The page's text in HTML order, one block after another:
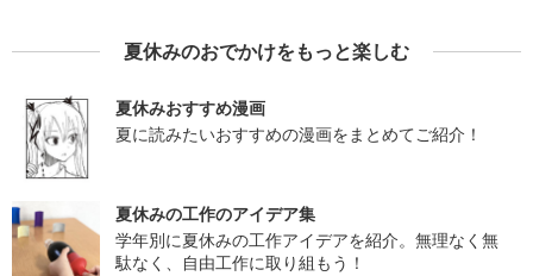
夏休みのおでかけをもっと楽しむ
夏休みおすすめ漫画
夏に読みたいおすすめの漫画をまとめてご紹介！
夏休みの工作のアイデア集
学年別に夏休みの工作アイデアを紹介。無理なく無
駄なく、自由工作に取り組もう！